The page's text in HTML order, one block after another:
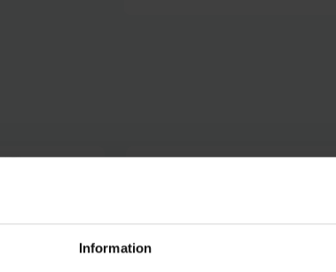
Information